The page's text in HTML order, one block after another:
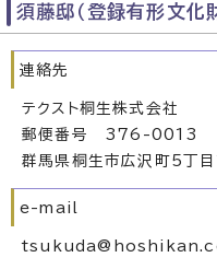
須藤邸（登録有形文化
連絡先
テクスト桐生株式会社
郵便番号 376-0013
群馬県桐生市広沢町5丁
e-mail